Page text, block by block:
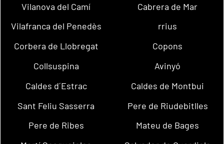
Vilanova del Camí
Cabrera de Mar
Vilafranca del Penedès
rrius
Corbera de Llobregat
Copons
Collsuspina
Avinyó
Caldes d´Estrac
Caldes de Montbui
Sant Feliu Sasserra
Pere de Riudebitlles
Pere de Ribes
Mateu de Bages